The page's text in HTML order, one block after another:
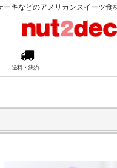
ーキなどのアメリカンスイーツ
送料・決済...